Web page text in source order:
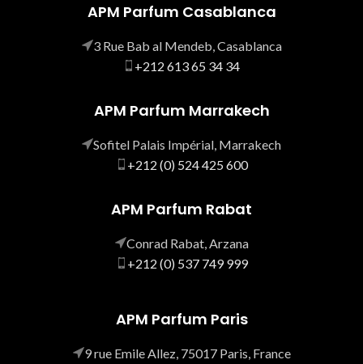
APM Parfum Casablanca
3 Rue Bab al Mendeb, Casablanca
+212 613 65 34 34
APM Parfum Marrakech
Sofitel Palais Impérial, Marrakech
+212 (0) 524 425 600
APM Parfum Rabat
Conrad Rabat, Arzana
+212 (0) 537 749 999
APM Parfum Paris
9 rue Emile Allez, 75017 Paris, France